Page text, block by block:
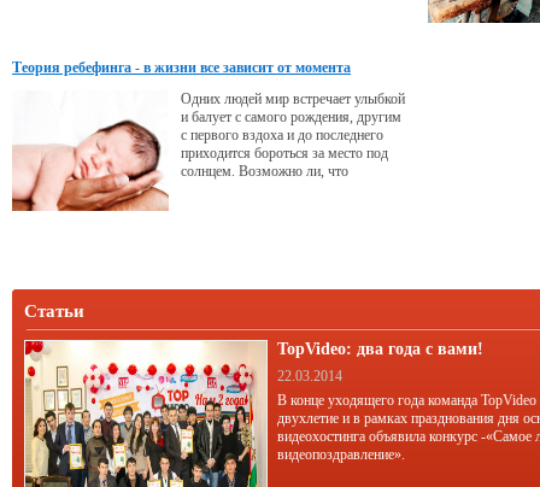
Теория ребефинга - в жизни все зависит от момента
Одних людей мир встречает улыбкой
и балует с самого рождения, другим
с первого вздоха и до последнего
приходится бороться за место под
солнцем. Возможно ли, что
Статьи
TopVideo: два года с вами!
22.03.2014
В конце уходящего года команда TopVideo
двухлетие и в рамках празднования дня
видеохостинга объявила конкурс -«Самое
видеопоздравление».